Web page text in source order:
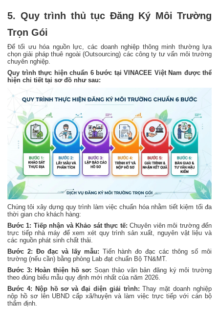
5. Quy trình thủ tục Đăng Ký Môi Trường
Trọn Gói
Để tối ưu hóa nguồn lực, các doanh nghiệp thông minh thường lựa
chọn giải pháp thuê ngoài (Outsourcing) các công ty tư vấn môi trường
chuyên nghiệp.
Quy trình thực hiện chuẩn 6 bước tại VINACEE Việt Nam được thể
hiện chi tiết tại sơ đồ như sau:
Chúng tôi xây dựng quy trình làm việc chuẩn hóa nhằm tiết kiệm tối đa
thời gian cho khách hàng:
Bước 1: Tiếp nhận và Khảo sát thực tế: Chuyên viên môi trường đến
trực tiếp nhà máy để xem xét quy trình sản xuất, nguyên vật liệu và
các nguồn phát sinh chất thải.
Bước 2: Đo đạc và lấy mẫu: Tiến hành đo đạc các thông số môi
trường (nếu cần) bằng phòng Lab đạt chuẩn Bộ TN&MT.
Bước 3: Hoàn thiện hồ sơ: Soạn thảo văn bản đăng ký môi trường
theo đúng biểu mẫu quy định mới nhất của năm 2026.
Bước 4: Nộp hồ sơ và đại diện giải trình: Thay mặt doanh nghiệp
nộp hồ sơ lên UBND cấp xã/huyện và làm việc trực tiếp với cán bộ
thẩm định.